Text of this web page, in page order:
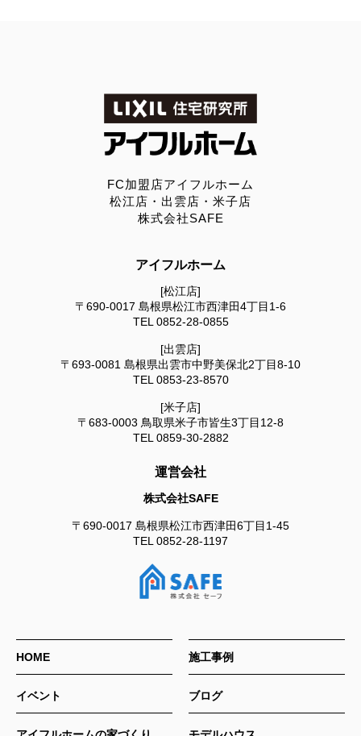
FC加盟店アイフルホーム
松江店・出雲店・米子店
株式会社SAFE
アイフルホーム
[松江店]
〒690-0017 島根県松江市西津田4丁目1-6
TEL0852-28-0855
[出雲店]
〒693-0081 島根県出雲市中野美保北2丁目8-10
TEL0853-23-8570
[米子店]
〒683-0003 鳥取県米子市皆生3丁目12-8
TEL0859-30-2882
運営会社
株式会社SAFE
〒690-0017 島根県松江市西津田6丁目1-45
TEL0852-28-1197
HOME
イベント
施工事例
ブログ